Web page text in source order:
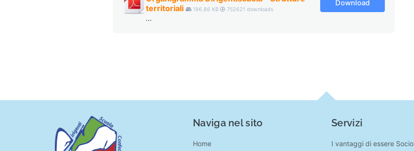
territoriali
196.86 KB 752621 downloads
...
Download
Naviga nel sito
Home
Servizi
I vantaggi di essere Socio